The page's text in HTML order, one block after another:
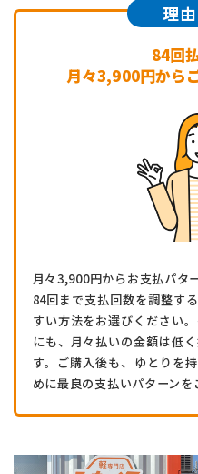
理
84回
月々3,900円から
月々3,900円からお支払パタ
84回まで支払回数を調整す
すい方法をお選びください
にも、月々払いの金額は低
す。ご購入後も、ゆとりを
めに最良の支払いパターンを